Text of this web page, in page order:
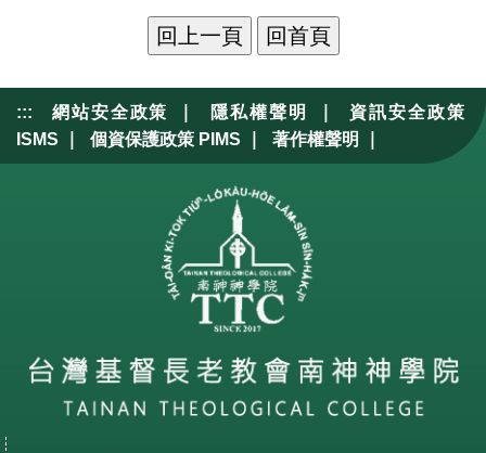
::: 網站安全政策 |隱私權聲明 |
資訊安全政策
ISMS
| 個資保護政策 PIMS | 著作權聲明 |